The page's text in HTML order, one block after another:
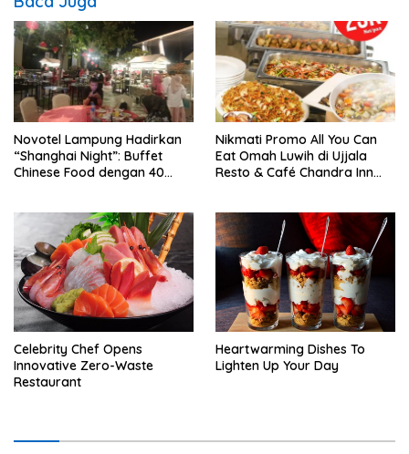
Novotel Lampung Hadirkan
“Shanghai Night”: Buffet
Chinese Food dengan 40
Nikmati Promo All You Can
Eat Omah Luwih di Ujjala
Resto & Café Chandra Inn
Celebrity Chef Opens
Innovative Zero-Waste
Restaurant
Heartwarming Dishes To
Lighten Up Your Day